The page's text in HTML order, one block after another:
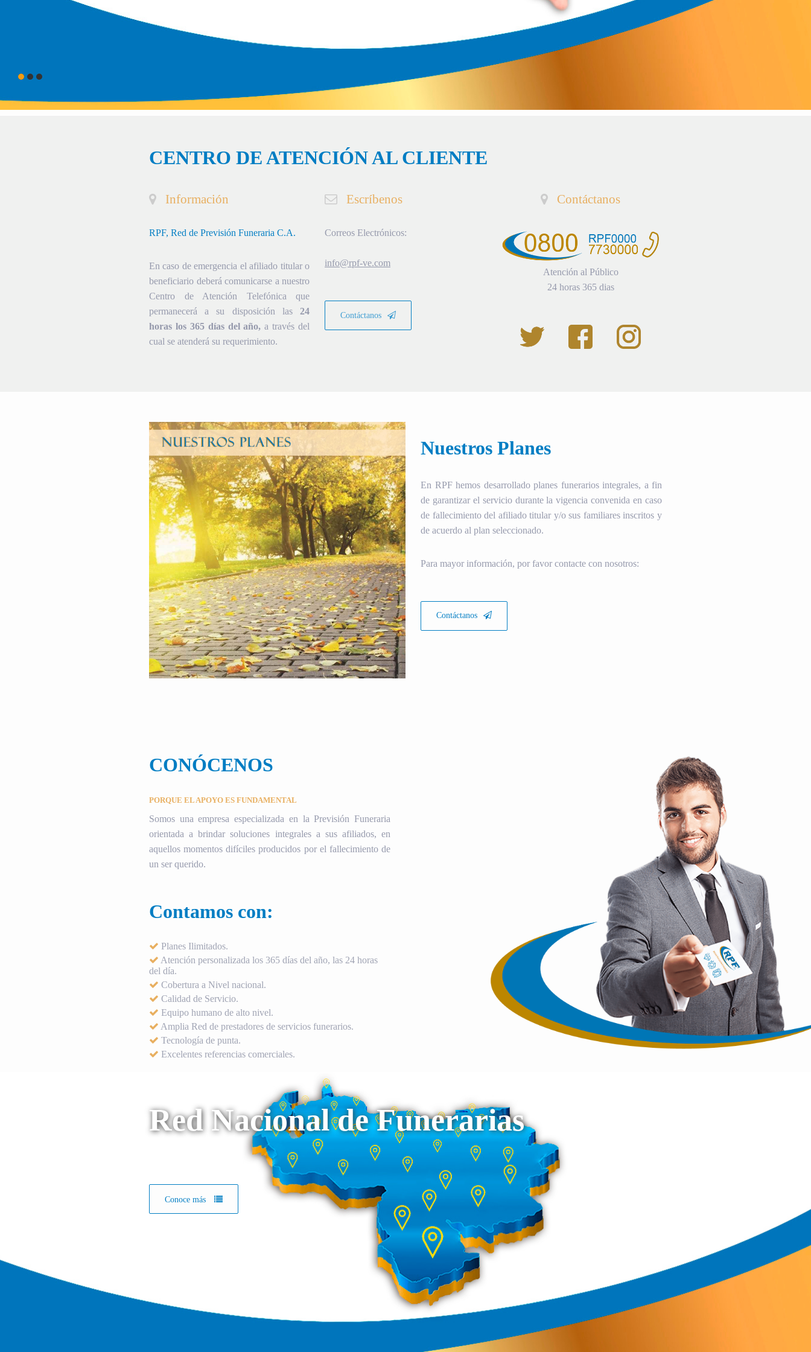
CENTRO DE ATENCIÓN AL CLIENTE
Información
RPF, Red de Previsión Funeraria C.A.
En caso de emergencia el afiliado titular o
beneficiario deberá comunicarse a nuestro
Centro de Atención Telefónica que
permanecerá a su disposición las 24
horas los 365 días del año, a través del
cual se atenderá su requerimiento.
Escríbenos
Correos Electrónicos:
info@rpf-ve.com
Contáctanos
Contáctanos
Atención al Público
24 horas 365 dias
Nuestros Planes
En RPF hemos desarrollado planes funerarios integrales, a fin
de garantizar el servicio durante la vigencia convenida en caso
de fallecimiento del afiliado titular y/o sus familiares inscritos y
de acuerdo al plan seleccionado.
Para mayor información, por favor contacte con nosotros:
Contáctanos
CONÓCENOS
PORQUE EL APOYO ES FUNDAMENTAL
Somos una empresa especializada en la Previsión Funeraria
orientada a brindar soluciones integrales a sus afiliados, en
aquellos momentos difíciles producidos por el fallecimiento de
un ser querido.
Contamos con:
Planes Ilimitados.
Atención personalizada los 365 días del año, las 24 horas
del día.
Cobertura a Nivel nacional.
Calidad de Servicio.
Equipo humano de alto nivel.
Amplia Red de prestadores de servicios funerarios.
Tecnología de punta.
Excelentes referencias comerciales.
Red Nacional de Funerarias
Conoce más